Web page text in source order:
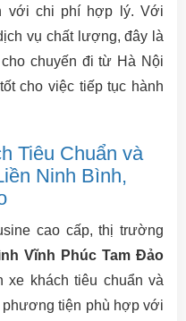
với chi phí hợp lý. Với
vụ chất lượng, đây là
chuyến đi từ Hà Nội
cho việc tiếp tục hành
Tiêu Chuẩn và
Ninh Bình,
cao cấp, thị trường
Vĩnh Phúc Tam Đảo
xe khách tiêu chuẩn và
tiện phù hợp với